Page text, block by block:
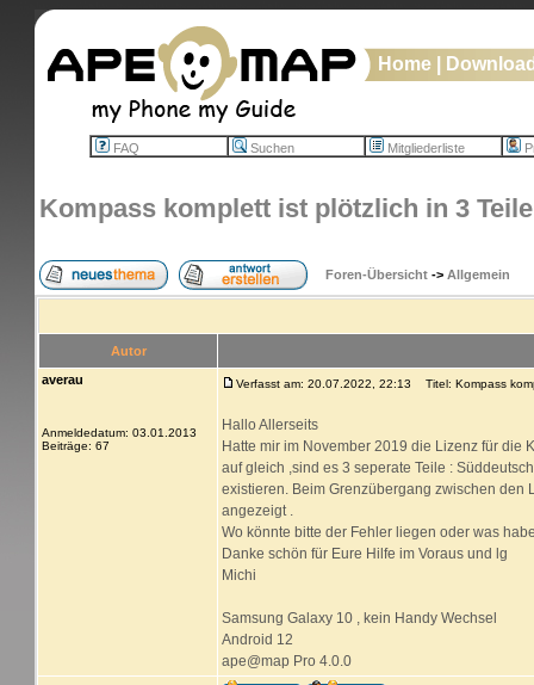
Home
FAQ Suchen Mitgliederliste
Kompass komplett ist plötzlich in 3
Foren-Übersicht -> Allgemein
Autor
averau
Anmeldedatum: 03.01.2013
Beiträge: 67
Verfasst am: 20.07.2022, 22:13 Titel: Kompass
Hallo Allerseits
Hatte mir im November 2019 die Lizenz für die
auf gleich ,sind es 3 seperate Teile :
existieren. Beim Grenzübergang zwischen den
angezeigt .
Wo könnte bitte der Fehler liegen oder was
Danke schön für Eure Hilfe im Voraus und lg
Michi
Samsung Galaxy 10 , kein Handy Wechsel
Android 12
ape@map Pro 4.0.0